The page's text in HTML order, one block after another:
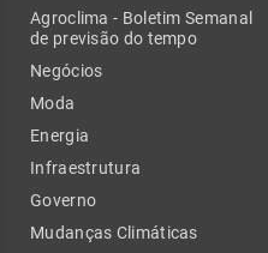
Agroclima - Boletim Semanal
de previsão do tempo
Negócios
Moda
Energia
Infraestrutura
Governo
Mudanças Climáticas